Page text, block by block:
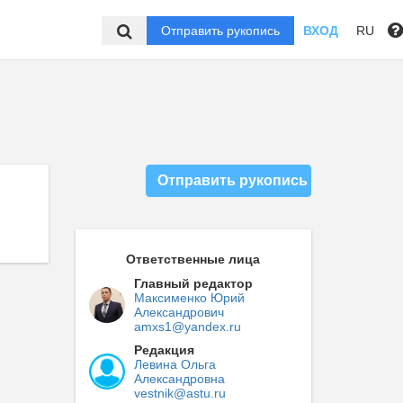
Отправить рукопись ВХОД RU
Отправить рукопись
Ответственные лица
Главный редактор
Максименко Юрий
Александрович
amxs1@yandex.ru
Редакция
Левина Ольга
Александровна
vestnik@astu.ru